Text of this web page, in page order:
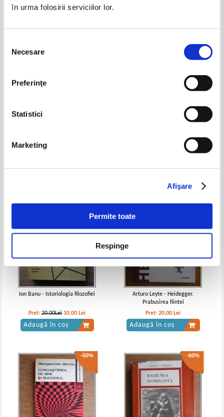
în urma folosirii serviciilor lor.
consimțământului
Necesare
Preferinţe
Statistici
Marketing
Afişare
Permite toate
Respinge
Pret:
to know everythingLei
Ion Banu - Istoriologia filozofiei
Pret:20,00Lei 10,00 Lei
Adaugă în coș
Arturo Leyte - Heidegger.
Prabusirea fiintei
Pret:20,00 Lei
Adaugă în coș
-50% -60%